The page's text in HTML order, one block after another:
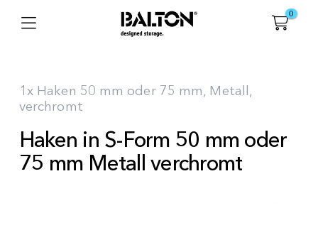
0
1x Haken 50 mm oder 75 mm, Metall,
verchromt
Haken in S-Form 50 mm oder
75 mm Metall verchromt